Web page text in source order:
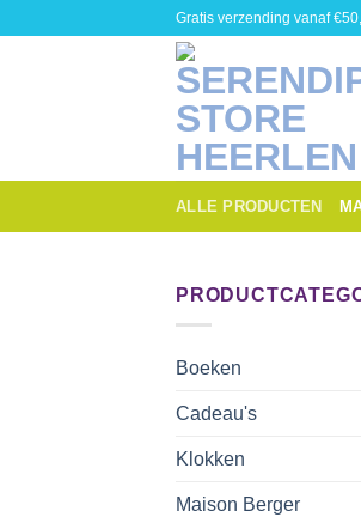
Gratis verzending vanaf
ALLE PRODUCTEN
Boeken
Cadeau's
Klokken
Maison Berger